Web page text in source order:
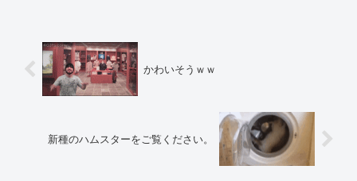
かわいそうｗｗ
新種のハムスターをご覧ください。